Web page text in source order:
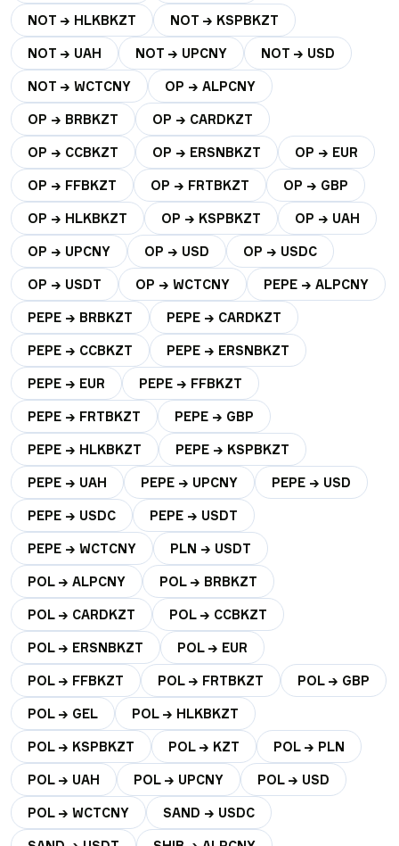
NOT → HLKBKZT NOT → KSPBKZT
NOT → UAH NOT → UPCNY NOT → USD
NOT → WCTCNY OP → ALPCNY
OP → BRBKZT OP → CARDKZT
OP → CCBKZT OP → ERSNBKZT OP → EUR
OP → FFBKZT OP → FRTBKZT OP → GBP
OP → HLKBKZT OP → KSPBKZT OP → UAH
OP → UPCNY OP → USD OP → USDC
OP → USDT OP → WCTCNY PEPE → ALPCNY
PEPE → BRBKZT PEPE → CARDKZT
PEPE → CCBKZT PEPE → ERSNBKZT
PEPE → EUR PEPE → FFBKZT
PEPE → FRTBKZT PEPE → GBP
PEPE → HLKBKZT PEPE → KSPBKZT
PEPE → UAH PEPE → UPCNY PEPE → USD
PEPE → USDC PEPE → USDT
PEPE → WCTCNY PLN → USDT
POL → ALPCNY POL → BRBKZT
POL → CARDKZT POL → CCBKZT
POL → ERSNBKZT POL → EUR
POL → FFBKZT POL → FRTBKZT POL → GBP
POL → GEL POL → HLKBKZT
POL → KSPBKZT POL → KZT POL → PLN
POL → UAH POL → UPCNY POL → USD
POL → WCTCNY SAND → USDC